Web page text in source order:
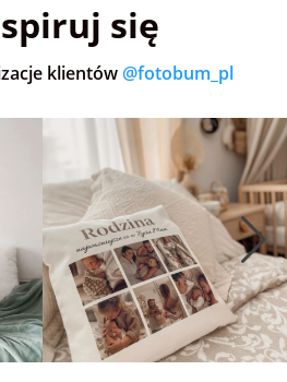
się
klientów @fotobum_pl